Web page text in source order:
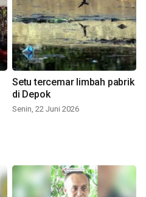
Setu tercemar limbah pabrik
di Depok
Senin, 22 Juni 2026